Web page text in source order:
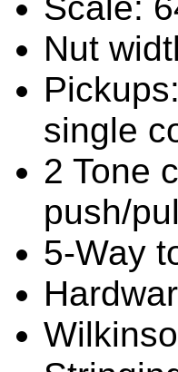
Nut
single
2 Tone
push/
5-Way